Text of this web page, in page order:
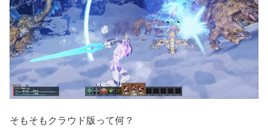
そもそもクラウド版って何？